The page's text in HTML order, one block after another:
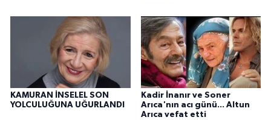
KAMURAN İNSELEL SON
YOLCULUĞUNA UĞURLANDI
Kadir İnanır ve Soner
Arıca'nın acı günü... Altun
Arıca vefat etti